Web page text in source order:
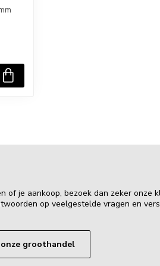
of je aankoop, bezoek dan zeker onze
op veelgestelde vragen en
groothandel